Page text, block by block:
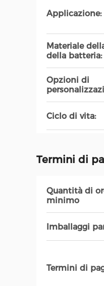
Applicazione:
Materiale
della batteria:
Opzioni di
Ciclo di vita:
Termini di
Quantità di
minimo
Imballaggi
Termini di